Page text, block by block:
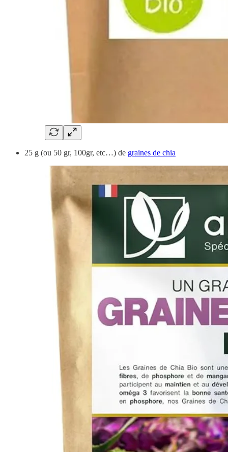
25 g (ou 50 gr, 100gr, etc…) de graines de chia